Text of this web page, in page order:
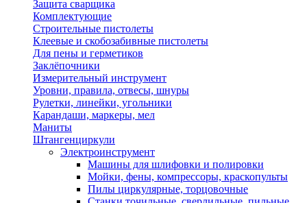
Защита сварщика
Комплектующие
Строительные пистолеты
Клеевые и скобозабивные пистолеты
Для пены и герметиков
Заклёпочники
Измерительный инструмент
Уровни, правила, отвесы, шнуры
Рулетки, линейки, угольники
Карандаши, маркеры, мел
Маниты
Штангенциркули
Электроинструмент
Машины для шлифовки и полировки
Мойки, фены, компрессоры, краскопульты
Пилы циркулярные, торцовочные